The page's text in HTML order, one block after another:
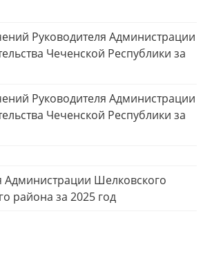
Руководителя Администрации
Чеченской Республики за
Руководителя Администрации
Чеченской Республики за
Администрации Шелковского
района за 2025 год